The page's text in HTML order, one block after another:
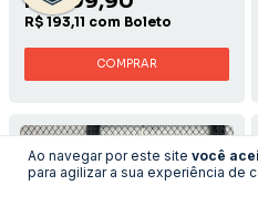
Ao navegar por este site você
para agilizar a sua experiência de
R$ 193,11 com Boleto
COMPRAR